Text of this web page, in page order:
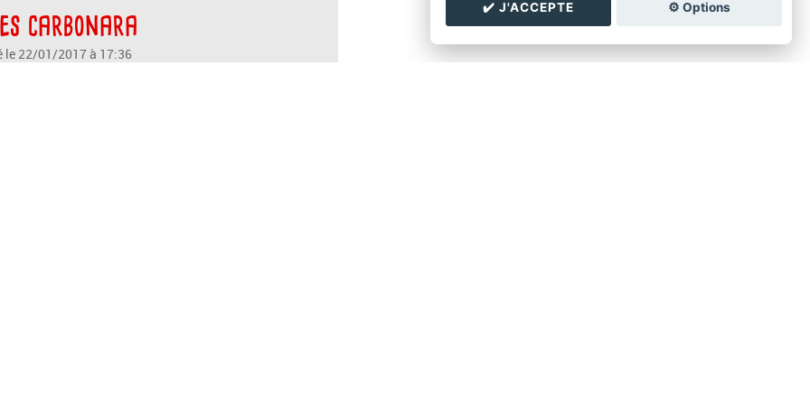
carbonara
le 22/01/2017 à 17:36
✔️ J'ACCEPTE ⚙️ Options